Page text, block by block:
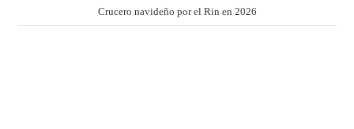
Crucero navideño por el Rin en 2026